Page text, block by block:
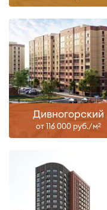
Дивногорский
от 116 000 руб./м2